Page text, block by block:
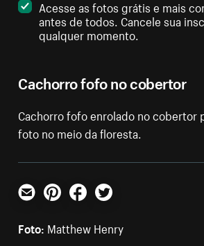
Cachorro fofo no cobertor
Cachorro fofo enrolado no cobertor
foto no meio da floresta.
Acesse as fotos grátis e mais
antes de todos. Cancele sua
qualquer momento.
E-mailPinterestFacebookTwitter
Foto: Matthew Henry